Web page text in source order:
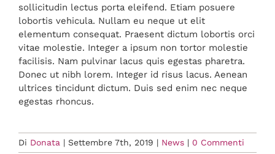
sollicitudin lectus porta eleifend. Etiam posuere
lobortis vehicula. Nullam eu neque ut elit
elementum consequat. Praesent dictum lobortis orci
vitae molestie. Integer a ipsum non tortor molestie
facilisis. Nam pulvinar lacus quis egestas pharetra.
Donec ut nibh lorem. Integer id risus lacus. Aenean
ultrices tincidunt dictum. Duis sed enim nec neque
egestas rhoncus.
Di Donata | Settembre 7th, 2019 | News | 0 Commenti